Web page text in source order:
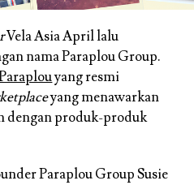
Vela Asia April lalu
nama Paraplou Group.
yang resmi
yang menawarkan
dengan produk-produk
Paraplou Group Susie